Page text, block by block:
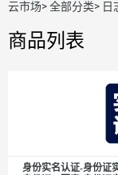
云市场>全部分类> 日
商品列表
身份实名认证-身份证